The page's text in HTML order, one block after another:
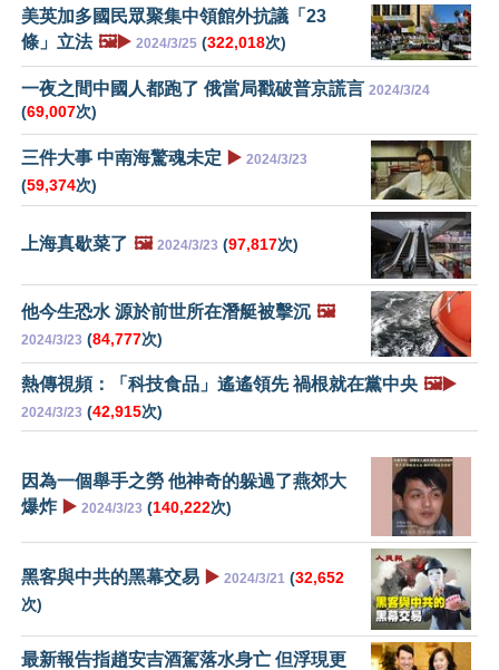
美英加多國民眾聚集中領館外抗議「23
條」立法 🖼️▶️ 2024/3/25 (322,018次)
一夜之間中國人都跑了 俄當局戳破普京謊言 2024/3/24
(69,007次)
三件大事 中南海驚魂未定 ▶️ 2024/3/23
(59,374次)
上海真歇菜了 🖼️ 2024/3/23 (97,817次)
他今生恐水 源於前世所在潛艇被擊沉 🖼️
2024/3/23 (84,777次)
熱傳視頻：「科技食品」遙遙領先 禍根就在黨中央 🖼️▶️
2024/3/23 (42,915次)
因為一個舉手之勞 他神奇的躲過了燕郊大
爆炸 ▶️ 2024/3/23 (140,222次)
黑客與中共的黑幕交易 ▶️ 2024/3/21 (32,652
次)
最新報告指趙安吉酒駕落水身亡 但浮現更